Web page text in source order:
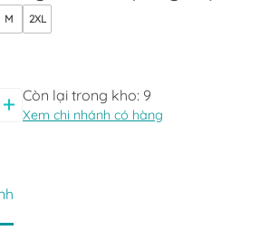
M 2XL
Còn lại trong kho: 9
Xem chi nhánh có hàng